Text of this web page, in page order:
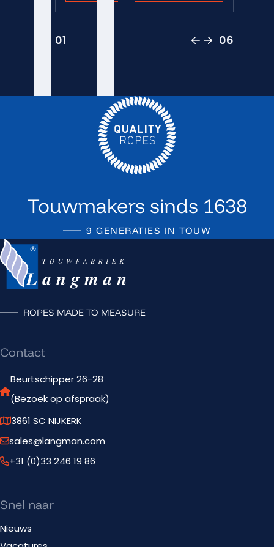
01 VORIGE SLIDE
VOLGENDE
06
Touwmakers sinds 1638
9 GENERATIES IN TOUW
Terug naar de startpagina
ROPES MADE TO MEASURE
Contact
Beurtschipper 26-28
(Bezoek op afspraak)
3861 SC NIJKERK
sales@langman.com
+31 (0)33 246 19 86
Snel naar
Nieuws